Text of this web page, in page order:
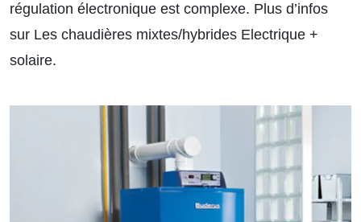
régulation électronique est complexe. Plus d’infos
sur Les chaudières mixtes/hybrides Electrique +
solaire.